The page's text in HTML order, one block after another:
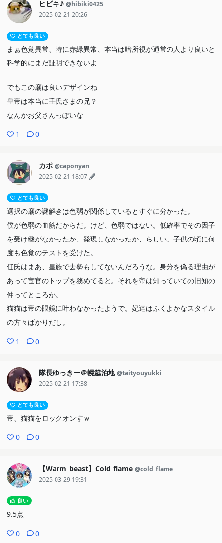
ヒビキ♪ @hibiki0425
2025-02-21 20:26
とても良い
まぁ色覚異常、特に赤緑異常、本当は暗所視が通常の人より良いと
科学的にまだ証明できないよ
でもこの廟は良いデザインね
皇帝は本当に壬氏さまの兄？
なんかお父さんっぽいな
1 0
カポ @caponyan
2025-02-21 18:07
とても良い
選択の廟の謎解きは色弱が関係しているとすぐに分かった。
僕が色弱の血筋だからだ。けど、色弱ではない。低確率でその因子
を受け継がなかったか、発現しなかったか、らしい。子供の頃に何
度も色覚のテストを受けた。
任氏はまあ、皇族で去勢もしてないんだろうな。身分を偽る理由が
あって宦官のトップを務めてると。それを帝は知っていての旧知の
仲ってところか。
猫猫は帝の眼鏡に叶わなかったようで。妃達はふくよかなスタイル
の方々ばかりだし。
1 0
隊長ゆっきー＠幌筵泊地 @taityouyukki
2025-02-21 17:38
とても良い
帝、猫猫をロックオンすｗ
0 0
【Warm_beast】Cold_flame @cold_flame
2025-03-29 19:31
良い
9.5点
0 0